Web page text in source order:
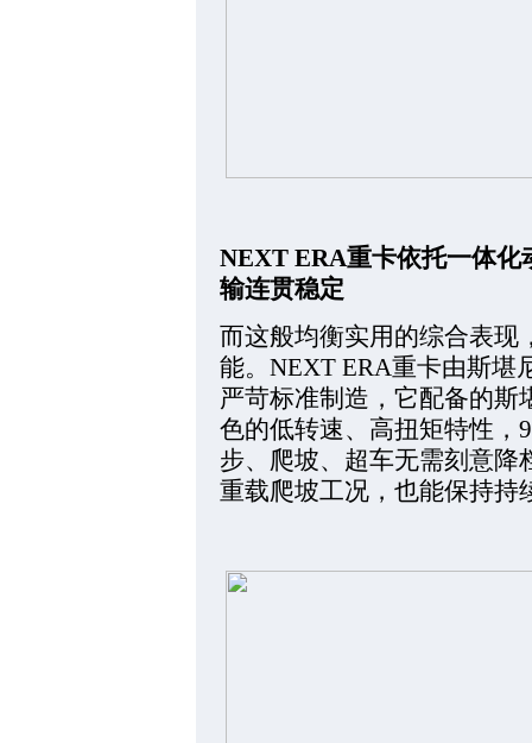
NEXT ERA重卡依托一体化
输连贯稳定
而这般均衡实用的综合表现
能。NEXT ERA重卡由斯堪
严苛标准制造，它配备的
色的低转速、高扭矩特性，
步、爬坡、超车无需刻意降
重载爬坡工况，也能保持持